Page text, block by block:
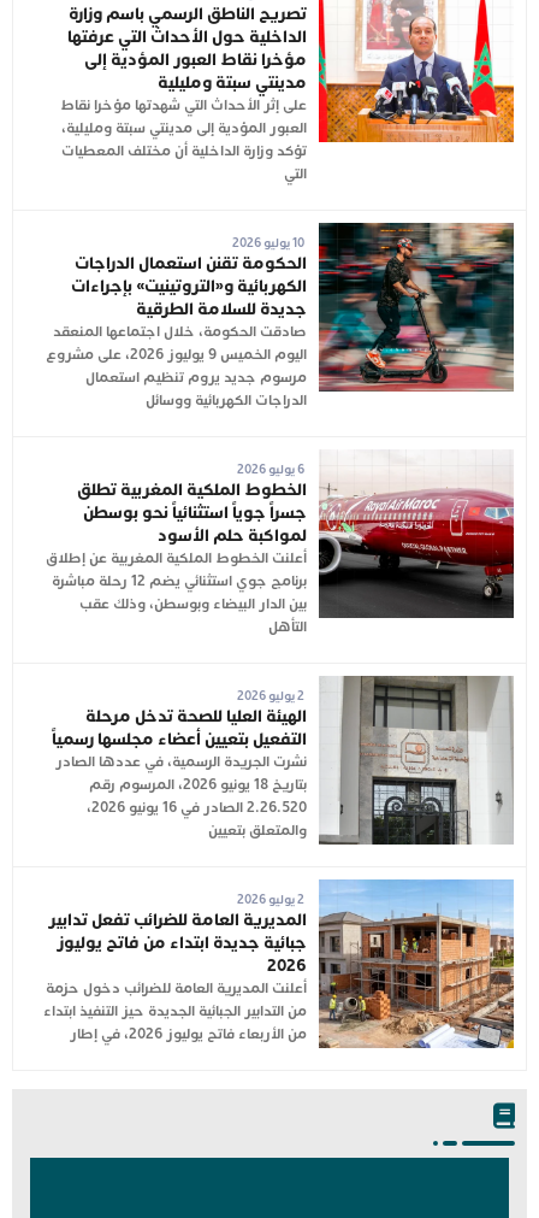
تصريح الناطق الرسمي باسم وزارة
الداخلية حول الأحداث التي عرفتها
مؤخرا نقاط العبور المؤدية إلى
مدينتي سبتة ومليلية
على إثر الأحداث التي شهدتها مؤخرا نقاط
العبور المؤدية إلى مدينتي سبتة ومليلية،
تؤكد وزارة الداخلية أن مختلف المعطيات
التي
10 يوليو 2026
الحكومة تقنن استعمال الدراجات
الكهربائية و«التروتينيت» بإجراءات
جديدة للسلامة الطرقية
صادقت الحكومة، خلال اجتماعها المنعقد
اليوم الخميس 9 يوليوز 2026، على مشروع
مرسوم جديد يروم تنظيم استعمال
الدراجات الكهربائية ووسائل
6 يوليو 2026
الخطوط الملكية المغربية تطلق
جسراً جوياً استثنائياً نحو بوسطن
لمواكبة حلم الأسود
أعلنت الخطوط الملكية المغربية عن إطلاق
برنامج جوي استثنائي يضم 12 رحلة مباشرة
بين الدار البيضاء وبوسطن، وذلك عقب
التأهل
2 يوليو 2026
الهيئة العليا للصحة تدخل مرحلة
التفعيل بتعيين أعضاء مجلسها رسمياً
نشرت الجريدة الرسمية، في عددها الصادر
بتاريخ 18 يونيو 2026، المرسوم رقم
2.26.520 الصادر في 16 يونيو 2026،
والمتعلق بتعيين
2 يوليو 2026
المديرية العامة للضرائب تفعل تدابير
جبائية جديدة ابتداء من فاتح يوليوز
2026
أعلنت المديرية العامة للضرائب دخول حزمة
من التدابير الجبائية الجديدة حيز التنفيذ ابتداء
من الأربعاء فاتح يوليوز 2026، في إطار